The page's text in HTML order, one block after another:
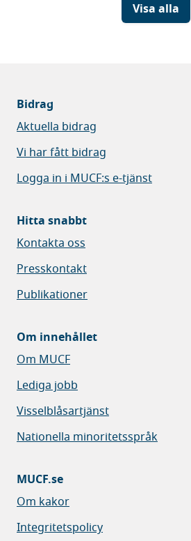
Visa alla
Bidrag
Aktuella bidrag
Vi har fått bidrag
Logga in i MUCF:s e-tjänst
Hitta snabbt
Kontakta oss
Presskontakt
Publikationer
Om innehållet
Om MUCF
Lediga jobb
Visselblåsartjänst
Nationella minoritetsspråk
MUCF.se
Om kakor
Integritetspolicy